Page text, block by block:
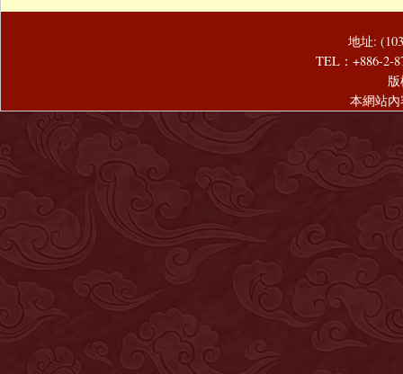
地址:
TEL：+886-2-
本網站